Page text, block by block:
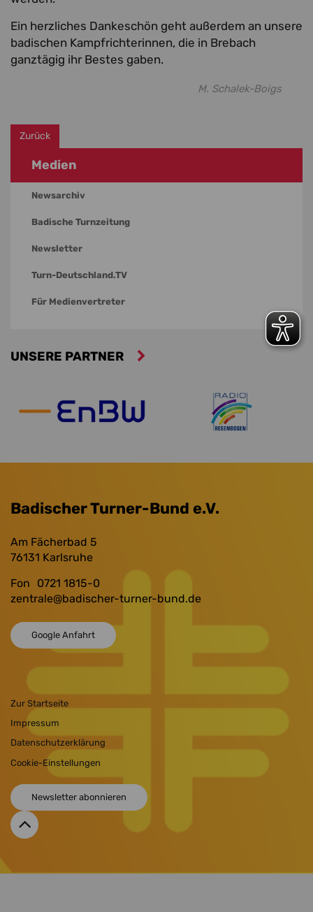
Ein herzliches Dankeschön geht außerdem an unsere
badischen Kampfrichterinnen, die in Brebach
ganztägig ihr Bestes gaben.
M. Schalek-Boigs
Zurück
Medien
Newsarchiv
Badische Turnzeitung
Newsletter
Turn-Deutschland.TV
Für Medienvertreter
UNSERE PARTNER
Badischer Turner-Bund e.V.
Am Fächerbad 5
76131 Karlsruhe
Fon
0721 1815-0
zentrale@badischer-turner-bund.de
Google Anfahrt
Zur Startseite
Impressum
Datenschutzerklärung
Cookie-Einstellungen
Newsletter abonnieren